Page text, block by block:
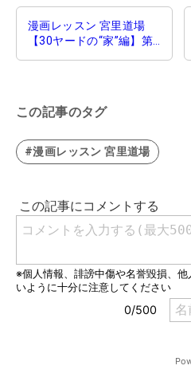
漫画レッスン 宮里道場
【30ヤードの“家”編】第2
この記事のタグ
#漫画レッスン 宮里道場